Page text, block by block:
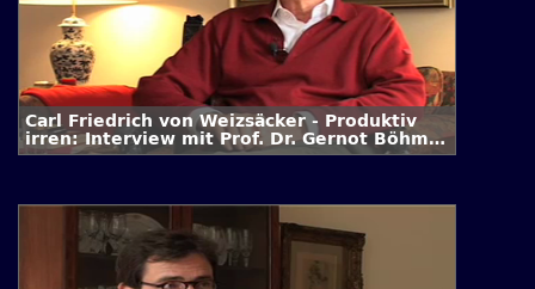
Carl Friedrich von Weizsäcker - Produktiv
irren: Interview mit Prof. Dr. Gernot Böhme
/ 2. Folge